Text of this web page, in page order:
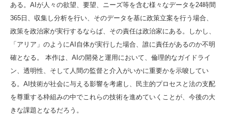
ある。AIが人々の欲望、要望、ニーズ等を含む様々なデータを24時間
365日、収集し分析を行い、そのデータを基に政策立案を行う場合、
政策を政治家が実行するならば、その責任は政治家にある。しかし、
「アリア」のようにAI自体が実行した場合、誰に責任があるのか不明
確となる。 本作は、AIの開発と運用において、倫理的なガイドライ
ン、透明性、そして人間の監督と介入がいかに重要かを示唆してい
る。AI技術が社会に与える影響を考慮し、民主的プロセスと法の支配
を尊重する枠組みの中でこれらの技術を進めていくことが、今後の大
きな課題となるだろう。